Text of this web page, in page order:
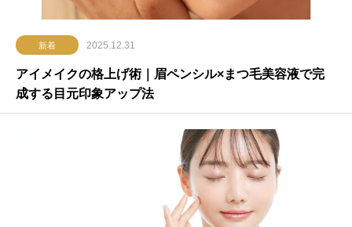
新着 2025.12.31
アイメイクの格上げ術｜眉ペンシル×まつ毛美容液で完
成する目元印象アップ法